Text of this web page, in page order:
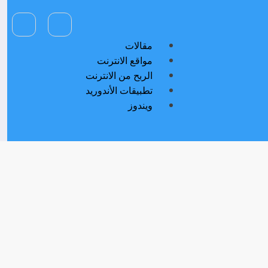
مقالات
مواقع الانترنت
الربح من الانترنت
تطبيقات الأندوريد
ويندوز